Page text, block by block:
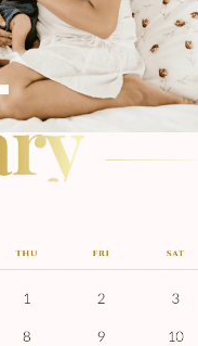
优化（Refine）**按钮。